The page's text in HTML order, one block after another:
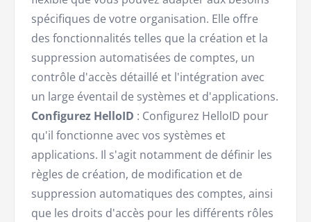
spécifiques de votre organisation. Elle offre
des fonctionnalités telles que la création et la
suppression automatisées de comptes, un
contrôle d'accès détaillé et l'intégration avec
un large éventail de systèmes et d'applications.
Configurez HelloID : Configurez HelloID pour
qu'il fonctionne avec vos systèmes et
applications. Il s'agit notamment de définir les
règles de création, de modification et de
suppression automatiques des comptes, ainsi
que les droits d'accès pour les différents rôles